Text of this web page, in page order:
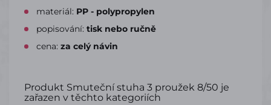
materiál: PP - polypropylen
popisování: tisk nebo ručně
cena: za celý návin
Produkt Smuteční stuha 3 proužek 8/50 je
zařazen v těchto kategoriích